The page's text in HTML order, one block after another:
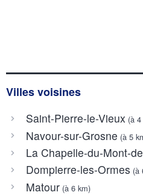
Villes voisines
Saint-Pierre-le-Vieux (à
Navour-sur-Grosne (à 5
La Chapelle-du-Mont-
Dompierre-les-Ormes (à
Matour(à 6 km)